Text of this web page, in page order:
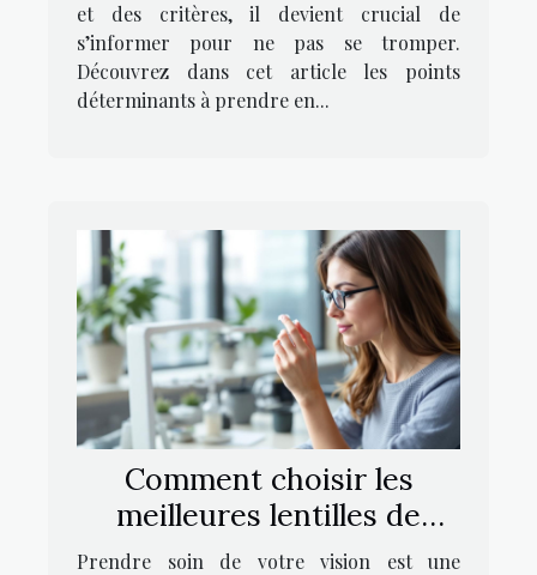
et des critères, il devient crucial de
s’informer pour ne pas se tromper.
Découvrez dans cet article les points
déterminants à prendre en...
Comment choisir les
meilleures lentilles de
contact pour vos yeux ?
Prendre soin de votre vision est une